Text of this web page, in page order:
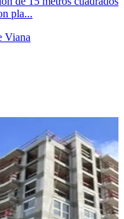
pla...
Viana